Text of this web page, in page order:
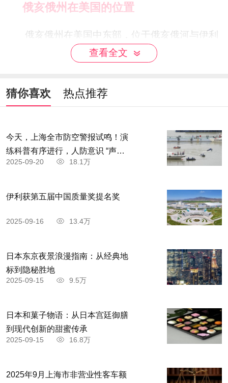
俄亥俄州在美国的位置
俄亥俄州在美国中东部，位于俄亥俄河与伊利
湖之间，因俄亥俄河得名，东邻宾夕法尼亚州，东
州，西北靠密歇根州，北濒伊利湖。
查看全文
猜你喜欢 热点推荐
今天，上海全市防空警报试鸣！演
练科普有序进行，人防意识 “声入
人心”
2025-09-20 18.1万
伊利获第五届中国质量奖提名奖
2025-09-16 13.4万
日本东京夜景浪漫指南：从经典地
标到隐秘胜地
2025-09-15 9.5万
日本和菓子物语：从日本宫廷御膳
到现代创新的甜蜜传承
2025-09-15 16.8万
2025年9月上海市非营业性客车额